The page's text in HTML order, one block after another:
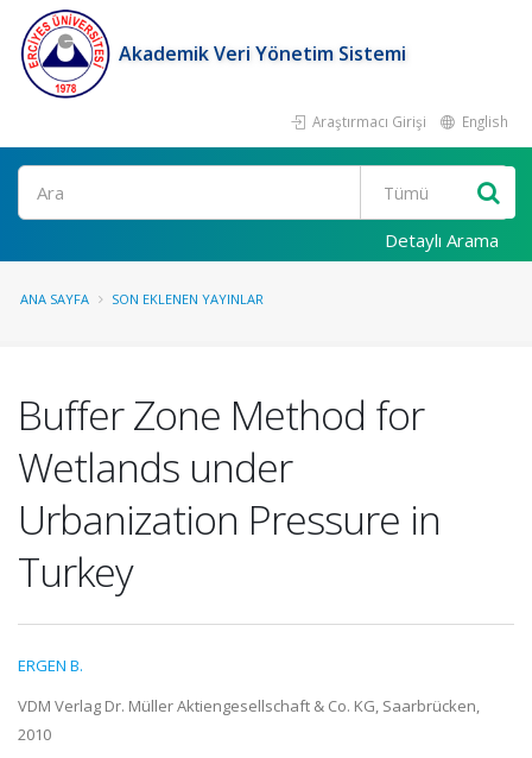
Akademik Veri Yönetim Sistemi
Araştırmacı Girişi English
Ara
Detaylı Arama
ANA SAYFA SON EKLENEN YAYINLAR
Buffer Zone Method for
Wetlands under
Urbanization Pressure in
Turkey
ERGEN B.
VDM Verlag Dr. Müller Aktiengesellschaft & Co. KG, Saarbrücken,
2010